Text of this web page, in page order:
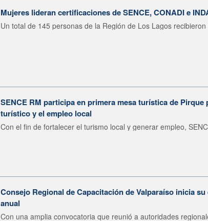
Mujeres lideran certificaciones de SENCE, CONADI e
Un total de 145 personas de la Región de Los Lagos recibieron
SENCE RM participa en primera mesa turística de
turístico y el empleo local
Con el fin de fortalecer el turismo local y generar empleo,
Consejo Regional de Capacitación de Valparaíso inicia
anual
Con una amplia convocatoria que reunió a autoridades